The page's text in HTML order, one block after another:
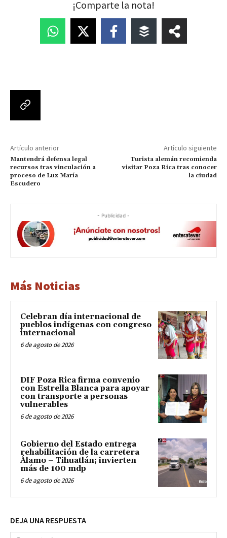
¡Comparte la nota!
Artículo anterior
Mantendrá defensa legal
recursos tras vinculación a
proceso de Luz María
Escudero
Artículo siguiente
Turista alemán recomienda
visitar Poza Rica tras conocer
la ciudad
- Publicidad -
Más Noticias
Celebran día internacional de
pueblos indígenas con congreso
internacional
6 de agosto de 2026
DIF Poza Rica firma convenio
con Estrella Blanca para apoyar
con transporte a personas
vulnerables
6 de agosto de 2026
Gobierno del Estado entrega
rehabilitación de la carretera
Álamo – Tihuatlán; invierten
más de 100 mdp
6 de agosto de 2026
DEJA UNA RESPUESTA